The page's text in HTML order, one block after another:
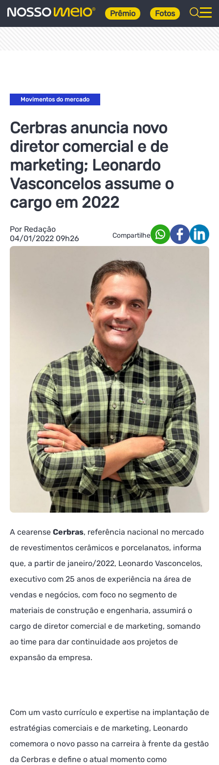
Prêmio Fotos
Movimentos do mercado
Cerbras anuncia novo
diretor comercial e de
marketing; Leonardo
Vasconcelos assume o
cargo em 2022
Por Redação
04/01/2022 09h26
Compartilhe
A cearense Cerbras, referência nacional no mercado
de revestimentos cerâmicos e porcelanatos, informa
que, a partir de janeiro/2022, Leonardo Vasconcelos,
executivo com 25 anos de experiência na área de
vendas e negócios, com foco no segmento de
materiais de construção e engenharia, assumirá o
cargo de diretor comercial e de marketing, somando
ao time para dar continuidade aos projetos de
expansão da empresa.
Com um vasto currículo e expertise na implantação de
estratégias comerciais e de marketing, Leonardo
comemora o novo passo na carreira à frente da gestão
da Cerbras e define o atual momento como